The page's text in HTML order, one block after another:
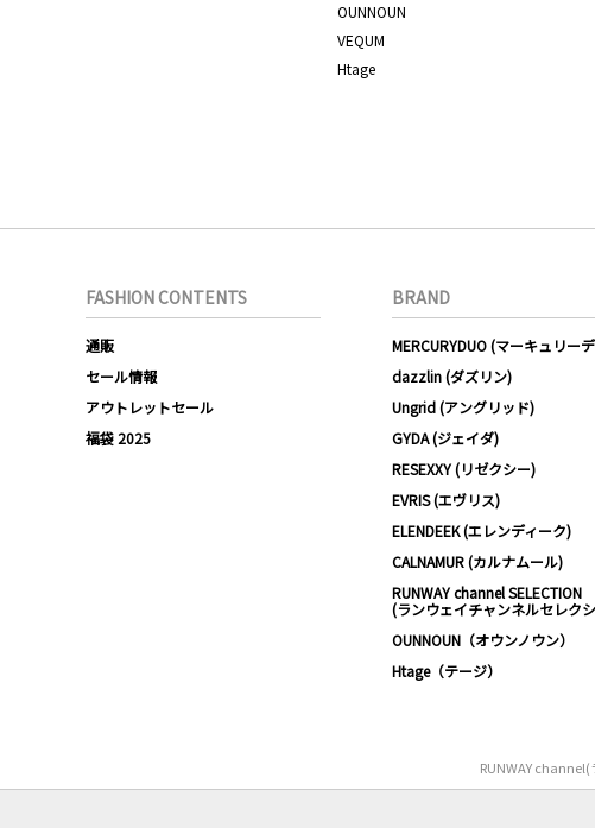
OUNNOUN
VEQUM
Htage
FASHION CONTENTS
通販
セール情報
アウトレットセール
福袋 2025
BRAND
MERCURYDUO (マーキュリー
dazzlin (ダズリン)
Ungrid (アングリッド)
GYDA (ジェイダ)
RESEXXY (リゼクシー)
EVRIS (エヴリス)
ELENDEEK (エレンディーク)
CALNAMUR (カルナムール)
RUNWAY channel SELECTION
(ランウェイチャンネルセレク
OUNNOUN（オウンノウン）
Htage（テージ）
RUNWAY